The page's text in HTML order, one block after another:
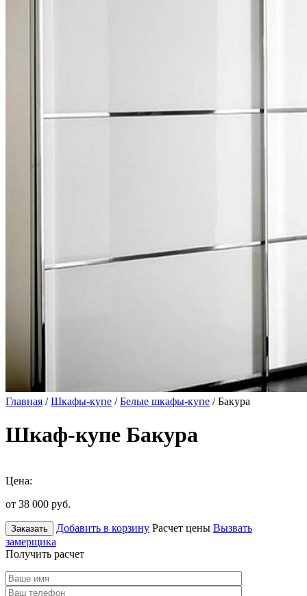
Главная /Шкафы-купе /Белые шкафы-купе / Бакура
Шкаф-купе Бакура
Цена:
от 38 000 руб.
Заказать Добавить в корзину Расчет цены Вызвать
замерщика
Получить расчет